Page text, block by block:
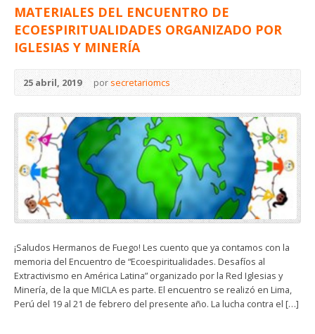
MATERIALES DEL ENCUENTRO DE
ECOESPIRITUALIDADES ORGANIZADO POR
IGLESIAS Y MINERÍA
25 abril, 2019 porsecretariomcs
¡Saludos Hermanos de Fuego! Les cuento que ya contamos con la
memoria del Encuentro de “Ecoespiritualidades. Desafíos al
Extractivismo en América Latina” organizado por la Red Iglesias y
Minería, de la que MICLA es parte. El encuentro se realizó en Lima,
Perú del 19 al 21 de febrero del presente año. La lucha contra el […]